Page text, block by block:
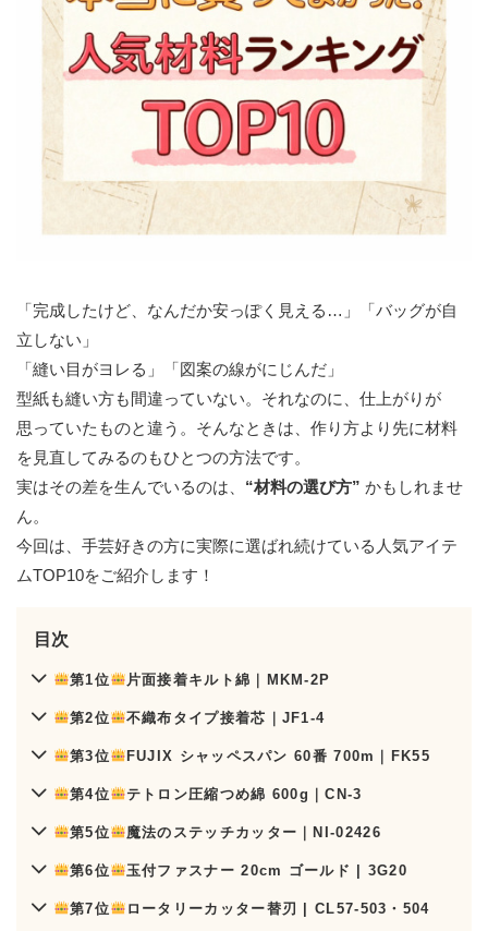
「完成したけど、なんだか安っぽく見える…」「バッグが自
立しない」
「縫い目がヨレる」「図案の線がにじんだ」
型紙も縫い方も間違っていない。それなのに、仕上がりが
思っていたものと違う。そんなときは、作り方より先に材料
を見直してみるのもひとつの方法です。
実はその差を生んでいるのは、 “材料の選び方” かもしれませ
ん。
今回は、手芸好きの方に実際に選ばれ続けている人気アイテ
ムTOP10をご紹介します！
目次
第1位 片面接着キルト綿｜MKM-2P
第2位 不織布タイプ接着芯｜JF1-4
第3位 FUJIX シャッペスパン 60番 700m｜FK55
第4位 テトロン圧縮つめ綿 600g｜CN-3
第5位 魔法のステッチカッター｜NI-02426
第6位 玉付ファスナー 20cm ゴールド | 3G20
第7位 ロータリーカッター替刃 | CL57-503・504